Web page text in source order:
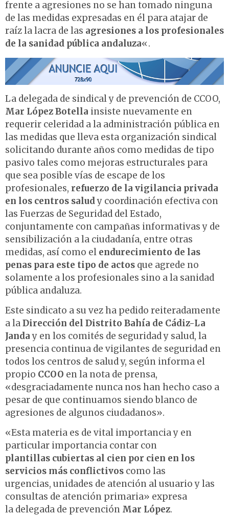
frente a agresiones no se han tomado ninguna
de las medidas expresadas en él para atajar de
raíz la lacra de las agresiones a los profesionales
de la sanidad pública andaluza«.
La delegada de sindical y de prevención de CCOO,
Mar López Botella insiste nuevamente en
requerir celeridad a la administración pública en
las medidas que lleva esta organización sindical
solicitando durante años como medidas de tipo
pasivo tales como mejoras estructurales para
que sea posible vías de escape de los
profesionales, refuerzo de la vigilancia privada
en los centros saludy coordinación efectiva con
las Fuerzas de Seguridad del Estado,
conjuntamente con campañas informativas y de
sensibilización a la ciudadanía, entre otras
medidas, así como el endurecimiento de las
penas para este tipo de actos que agrede no
solamente a los profesionales sino a la sanidad
pública andaluza.
Este sindicato a su vez ha pedido reiteradamente
a laDirección del Distrito Bahía de Cádiz-La
Janday en los comités de seguridad y salud, la
presencia continua de vigilantes de seguridad en
todos los centros de salud y, según informa el
propio CCOO en la nota de prensa,
«desgraciadamente nunca nos han hecho caso a
pesar de que continuamos siendo blanco de
agresiones de algunos ciudadanos».
«Esta materia es de vital importancia y en
particular importancia contar con
plantillas cubiertas al cien por cien en los
servicios más conflictivos como las
urgencias, unidades de atención al usuario y las
consultas de atención primaria» expresa
la delegada de prevención Mar López.